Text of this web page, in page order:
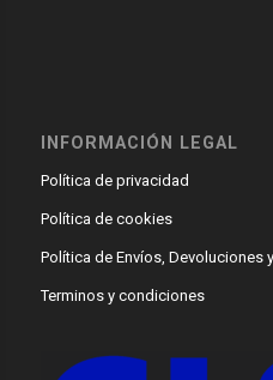
INFORMACIÓN LEGAL
Política de privacidad
Política de cookies
Política de Envíos, Devoluciones
Terminos y condiciones